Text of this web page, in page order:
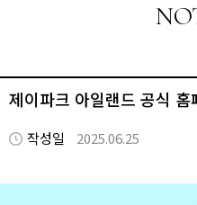
제이파크 아일랜드 공식
작성일 2025.06.25